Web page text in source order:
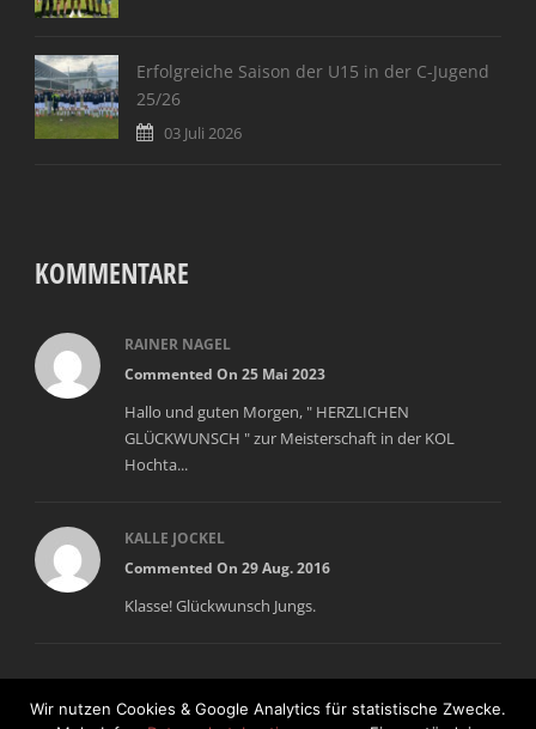
Erfolgreiche Saison der U15 in der C-Jugend
25/26
03 Juli 2026
KOMMENTARE
RAINER NAGEL
Commented On 25 Mai 2023
Hallo und guten Morgen, " HERZLICHEN
GLÜCKWUNSCH " zur Meisterschaft in der KOL
Hochta...
KALLE JOCKEL
Commented On 29 Aug. 2016
Klasse! Glückwunsch Jungs.
Wir nutzen Cookies & Google Analytics für statistische Zwecke.